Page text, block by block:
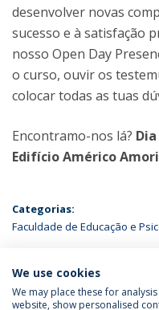
desenvolver novas
sucesso e à satisfação
nosso Open Day
o curso, ouvir os
colocar todas as tuas
Encontramo-nos lá?
Edifício Américo
Categorias:
Faculdade de Educação e
ÚLTIMAS NOTÍCIAS
We use cookies
We may place these for
website, show personalised